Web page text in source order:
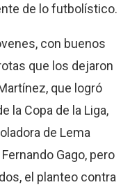
de lo futbolístico.
con buenos
que los dejaron
que logró
la Copa de la Liga,
de Lema
Gago, pero
el planteo contra